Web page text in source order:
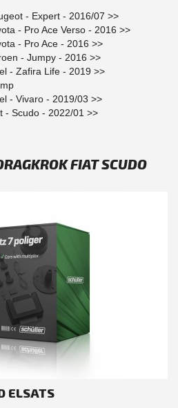
- Expert - 2016/07 >>
- Pro Ace Verso - 2016 >>
- Pro Ace - 2016 >>
- Jumpy - 2016 >>
- Zafira Life - 2019 >>
- Vivaro - 2019/03 >>
- Scudo - 2022/01 >>
FIAT SCUDO
ELSATS